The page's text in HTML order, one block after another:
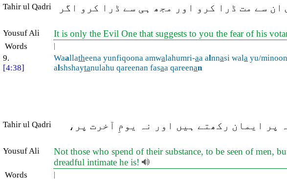
Tahir ul Qadri
سے مت ڈرا کرو اور مجھ ہی سے ڈرا کرو اگر
Yousuf Ali It is only the Evil One that suggests to you the fear of his
Words |
9.
[4:38]
Waallatheena yunfiqoona amwalahumri-aa alnnasi wala yu/
alshshaytanulahu qareenan fasaa qareenan
Tahir ul Qadri
پر ایمان رکھتے ہیں اور نہ یومِ آخرت پر،
Yousuf Ali
Not those who spend of their substance, to be seen of men,
dreadful intimate he is!
Words |